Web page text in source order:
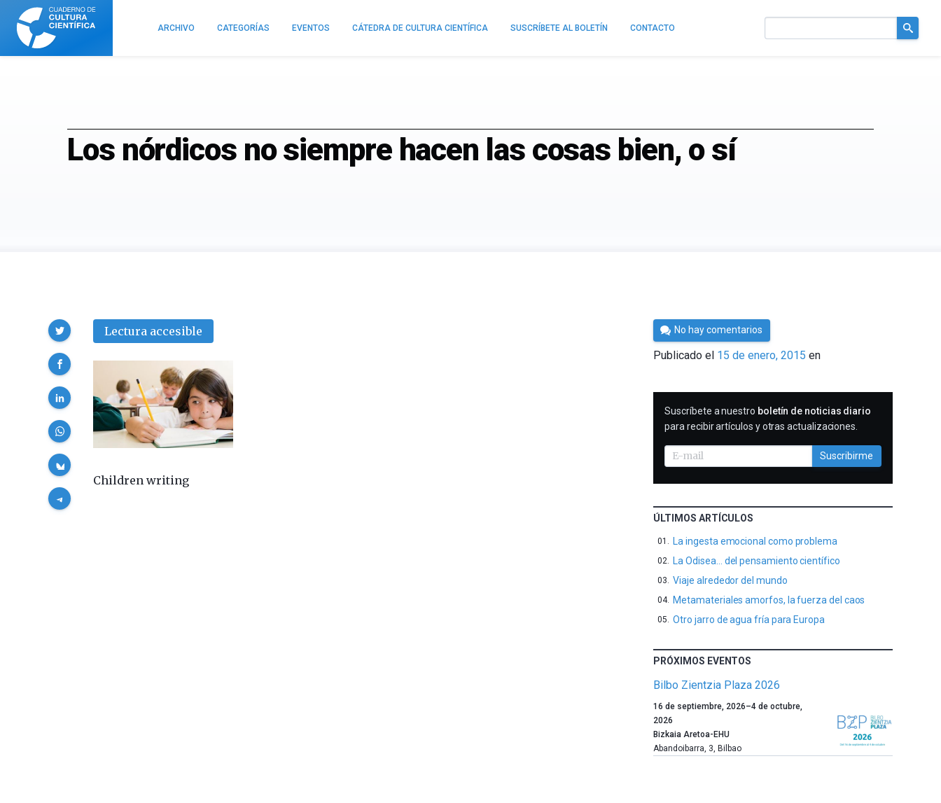
Cuaderno
Cultura
Científica
ARCHIVO CATEGORÍAS EVENTOS CÁTEDRA DE CULTURA CIENTÍFICA SUSCRÍBETE AL BOLETÍN CONTACTO
Los nórdicos no siempre hacen las cosas bien, o sí
Lectura accesible
Children writing
Compartir
Por
César
Tomé
No hay comentarios
Publicado el 15 de enero, 2015 en
SUSCRIBIRME
Suscríbete a nuestro boletín de noticias diario
para recibir artículos y otras actualizaciones.
Suscribirme
ÚLTIMOS ARTÍCULOS
La ingesta emocional como problema
La Odisea… del pensamiento científico
Viaje alrededor del mundo
Metamateriales amorfos, la fuerza del caos
Otro jarro de agua fría para Europa
PRÓXIMOS EVENTOS
Bilbo Zientzia Plaza 2026
Un
año
más,
Bilbao
16 de septiembre, 2026–4 de octubre,
2026
Bizkaia Aretoa-EHU
Abandoibarra, 3, Bilbao